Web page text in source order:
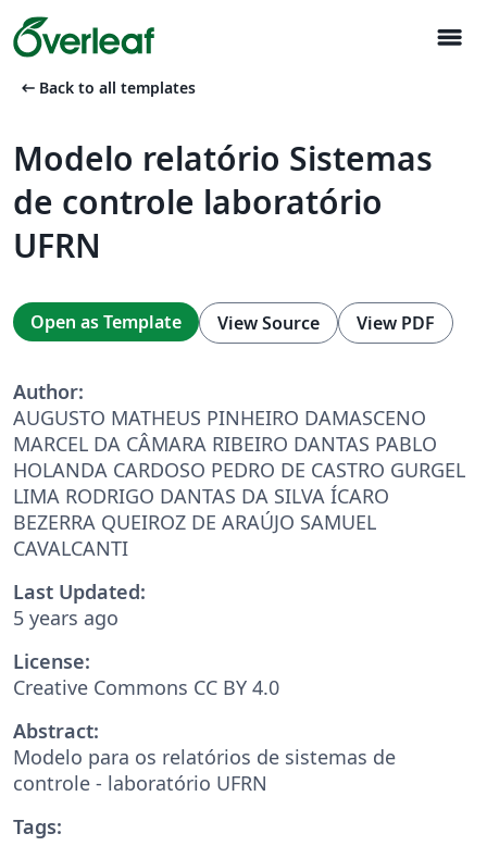
menu
arrow_left_alt Back to all templates
Modelo relatório Sistemas
de controle laboratório
UFRN
Open as Template View Source View PDF
Author:
AUGUSTO MATHEUS PINHEIRO DAMASCENO
MARCEL DA CÂMARA RIBEIRO DANTAS PABLO
HOLANDA CARDOSO PEDRO DE CASTRO GURGEL
LIMA RODRIGO DANTAS DA SILVA ÍCARO
BEZERRA QUEIROZ DE ARAÚJO SAMUEL
CAVALCANTI
Last Updated:
5 years ago
License:
Creative Commons CC BY 4.0
Abstract:
Modelo para os relatórios de sistemas de
controle - laboratório UFRN
Tags: